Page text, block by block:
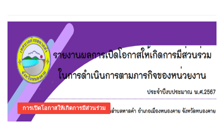
การเปิดโอกาสให้เกิดการมีส่วนร่วม